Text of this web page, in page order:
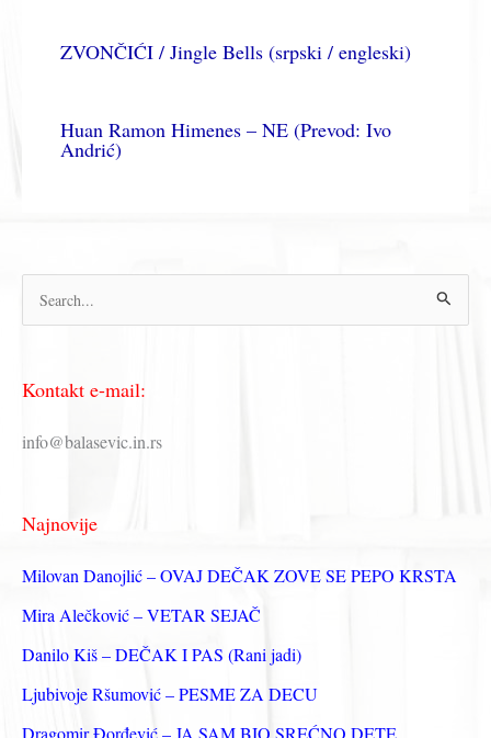
ZVONČIĆI / Jingle Bells (srpski / engleski)
Huan Ramon Himenes – NE (Prevod: Ivo
Andrić)
р
т
р
а
з
а
Kontakt e-mail:
info@balasevic.in.rs
Najnovije
Milovan Danojlić – OVAJ DEČAK ZOVE SE PEPO KRSTA
Mira Alečković – VETAR SEJAČ
Danilo Kiš – DEČAK I PAS (Rani jadi)
Ljubivoje Ršumović – PESME ZA DECU
Dragomir Đorđević – JA SAM BIO SREĆNO DETE